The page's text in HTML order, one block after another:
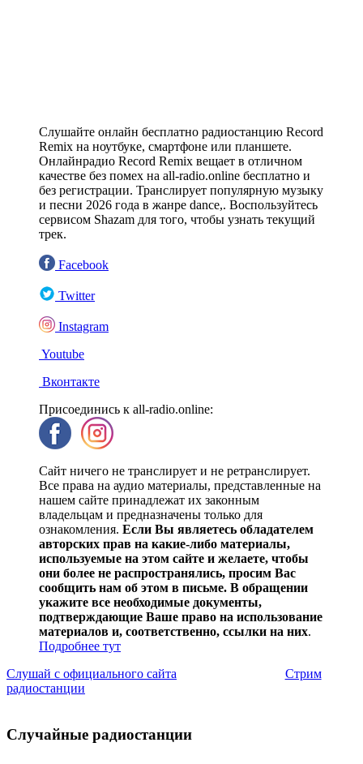
Слушайте онлайн бесплатно радиостанцию Record
Remix на ноутбуке, смартфоне или планшете.
Онлайнрадио Record Remix вещает в отличном
качестве без помех на all-radio.online бесплатно и
без регистрации. Транслирует популярную музыку
и песни 2026 года в жанре dance,. Воспользуйтесь
сервисом Shazam для того, чтобы узнать текущий
трек.
Facebook
Twitter
Instagram
Youtube
Вконтакте
Присоединись к all-radio.online:
Сайт ничего не транслирует и не ретранслирует.
Все права на аудио материалы, представленные на
нашем сайте принадлежат их законным
владельцам и предназначены только для
ознакомления. Если Вы являетесь обладателем
авторских прав на какие-либо материалы,
используемые на этом сайте и желаете, чтобы
они более не распространялись, просим Вас
сообщить нам об этом в письме. В обращении
укажите все необходимые документы,
подтверждающие Ваше право на использование
материалов и, соответственно, ссылки на них.
Подробнее тут
Слушай с официального сайта
Стрим
радиостанции
Случайные радиостанции